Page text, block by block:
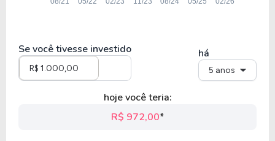
Se você tivesse investido há
5 anos
hoje você teria:
R$ 972,00*